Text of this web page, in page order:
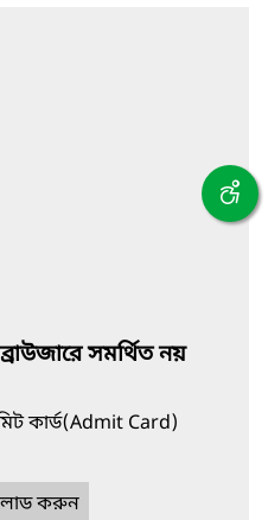
সমর্থিত নয়
কার্ড(Admit Card)
করুন